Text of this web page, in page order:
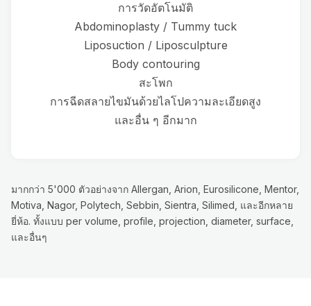
การวัดอัตโนมัติ
Abdominoplasty / Tummy tuck
Liposuction / Liposculpture
Body contouring
สะโพก
การฉีดสลายไขมันด้วยไลโปความละเอียดสูง
และอื่น ๆ อีกมาก
มากกว่า 5'000 ตัวอย่างจาก Allergan, Arion, Eurosilicone, Mentor,
Motiva, Nagor, Polytech, Sebbin, Sientra, Silimed, และอีกหลาย
ยี่ห้อ. ทั้งแบบ per volume, profile, projection, diameter, surface,
และอื่นๆ